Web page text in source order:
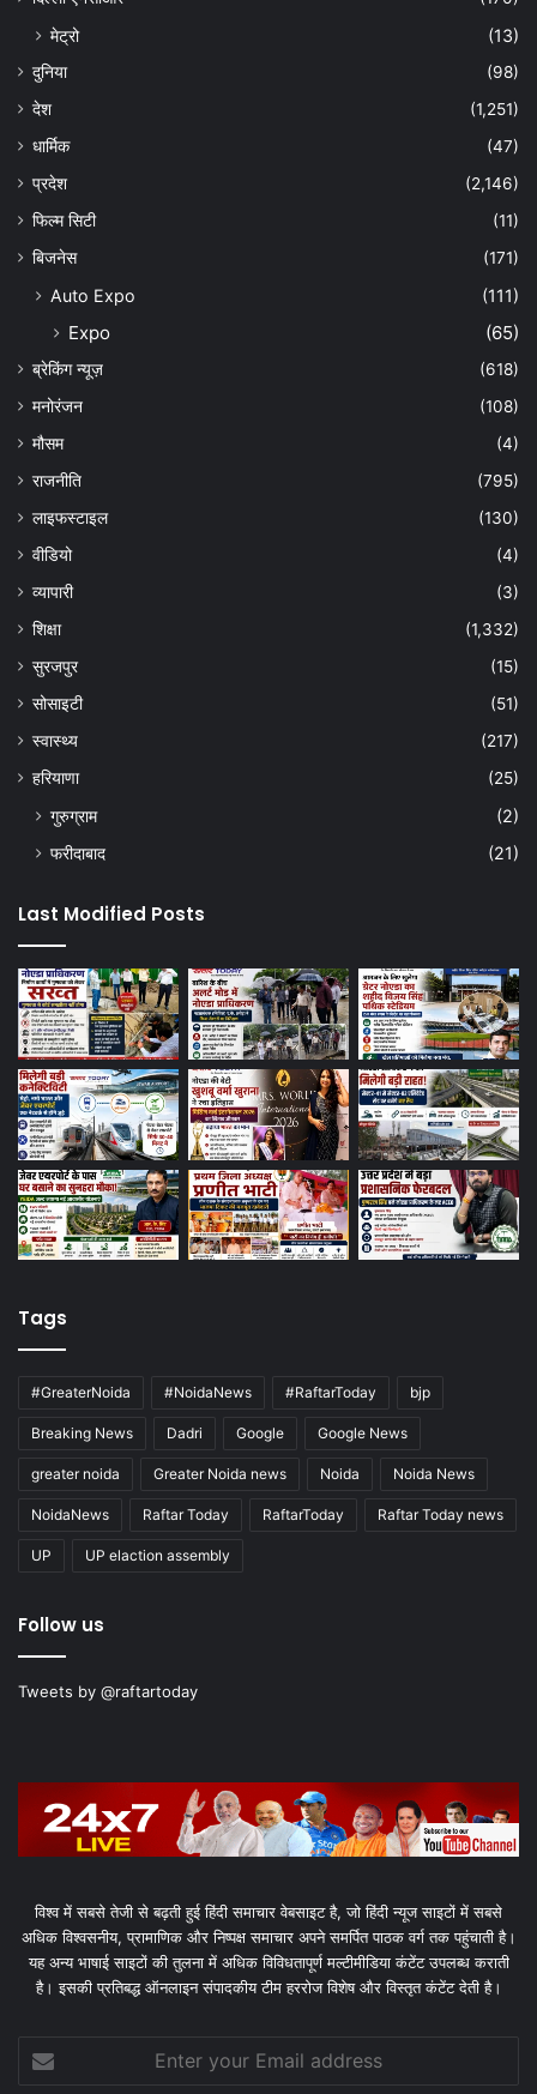
मेट्रो (13)
दुनिया
(98)
देश
(1,251)
धार्मिक
(47)
प्रदेश
(2,146)
फिल्म सिटी
(11)
बिजनेस
(171)
Auto Expo (111)
Expo (65)
ब्रेकिंग न्यूज़
(618)
मनोरंजन
(108)
मौसम
(4)
राजनीति
(795)
लाइफस्टाइल
(130)
वीडियो
(4)
व्यापारी
(3)
शिक्षा
(1,332)
सुरजपुर
(15)
सोसाइटी
(51)
स्वास्थ्य
(217)
हरियाणा
(25)
गुरुग्राम
(2)
फरीदाबाद
(21)
Last Modified Posts
Tags
#GreaterNoida #NoidaNews #RaftarToday bjp
Breaking News Dadri Google Google News
greater noida Greater Noida news Noida Noida News
NoidaNews Raftar Today RaftarToday Raftar Today news
UP UP elaction assembly
Follow us
Tweets by @raftartoday
विश्व में सबसे तेजी से बढ़ती हुई हिंदी समाचार वेबसाइट है, जो हिंदी न्यूज साइटों में सबसे
अधिक विश्वसनीय, प्रामाणिक और निष्पक्ष समाचार अपने समर्पित पाठक वर्ग तक पहुंचाती है।
यह अन्य भाषाई साइटों की तुलना में अधिक विविधतापूर्ण मल्टीमीडिया कंटेंट उपलब्ध कराती
है। इसकी प्रतिबद्ध ऑनलाइन संपादकीय टीम हररोज विशेष और विस्तृत कंटेंट देती है।
Enter
your